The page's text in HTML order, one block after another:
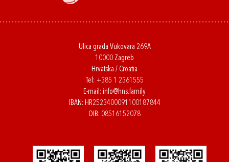
Ulica grada Vukovara 269A
10000 Zagreb
Hrvatska / Croatia
Tel: +385 1 2361555
E-mail: info@hns.family
IBAN: HR2523400091100187844
OIB: 08516152078